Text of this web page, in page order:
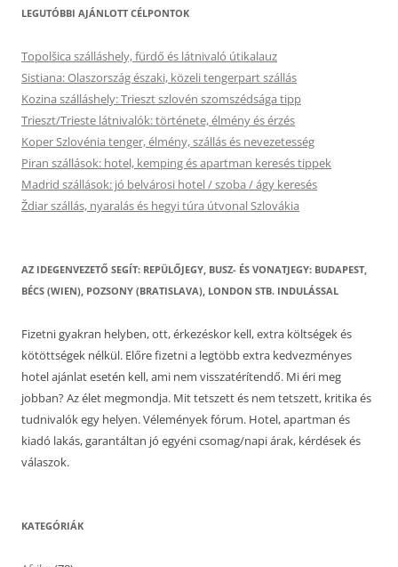
LEGUTÓBBI AJÁNLOTT CÉLPONTOK
Topolšica szálláshely, fürdő és látnivaló útikalauz
Sistiana: Olaszország északi, közeli tengerpart szállás
Kozina szálláshely: Trieszt szlovén szomszédsága tipp
Trieszt/Trieste látnivalók: története, élmény és érzés
Koper Szlovénia tenger, élmény, szállás és nevezetesség
Piran szállások: hotel, kemping és apartman keresés tippek
Madrid szállások: jó belvárosi hotel / szoba / ágy keresés
Ždiar szállás, nyaralás és hegyi túra útvonal Szlovákia
AZ IDEGENVEZETŐ SEGÍT: REPÜLŐJEGY, BUSZ- ÉS VONATJEGY: BUDAPEST,
BÉCS (WIEN), POZSONY (BRATISLAVA), LONDON STB. INDULÁSSAL
Fizetni gyakran helyben, ott, érkezéskor kell, extra költségek és
kötöttségek nélkül. Előre fizetni a legtöbb extra kedvezményes
hotel ajánlat esetén kell, ami nem visszatérítendő. Mi éri meg
jobban? Az élet megmondja. Mit tetszett és nem tetszett, kritika és
tudnivalók egy helyen. Vélemények fórum. Hotel, apartman és
kiadó lakás, garantáltan jó egyéni csomag/napi árak, kérdések és
válaszok.
KATEGÓRIÁK